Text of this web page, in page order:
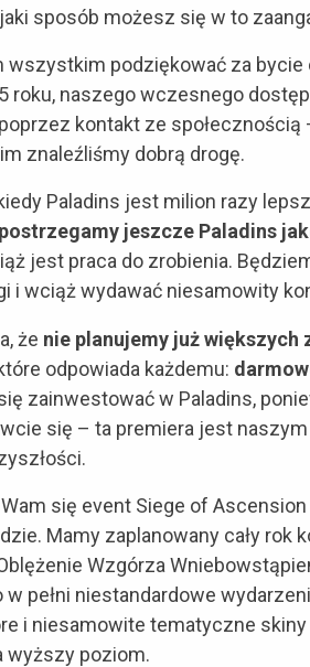
sposób możesz się w to
wszystkim podziękować za
roku, naszego wczesnego
kontakt ze
znaleźliśmy dobrą drogę.
Paladins jest milion razy
jeszcze Paladins
jest praca do zrobienia.
i wciąż wydawać niesamowity
że nie planujemy już większych
odpowiada każdemu:
zainwestować w Paladins,
się – ta premiera jest
się event Siege of
Mamy zaplanowany cały rok
Wzgórza
w pełni niestandardowe
i niesamowite tematyczne
wyższy poziom.